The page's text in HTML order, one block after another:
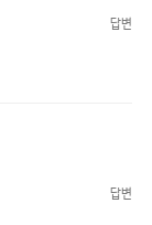
답변
답변